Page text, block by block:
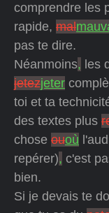
comprendre les
rapide, mal
pas te dire.
Néanmoins, les
jetezjeter
toi et ta
des textes plus
chose ouoù
repérer), c'est
bien.
Si je devais te